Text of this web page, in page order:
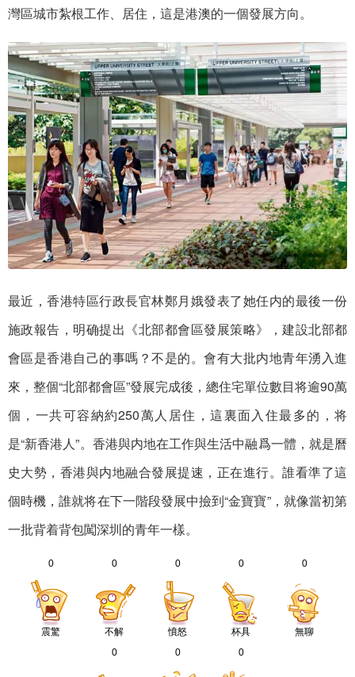
灣區城市紮根工作、居住，這是港澳的一個發展方向。
最近，香港特區行政長官林鄭月娥發表了她任内的最後一份
施政報告，明确提出《北部都會區發展策略》，建設北部都
會區是香港自己的事嗎？不是的。會有大批内地青年湧入進
來，整個“北部都會區”發展完成後，總住宅單位數目将逾90萬
個，一共可容納約250萬人居住，這裏面入住最多的，将
是“新香港人”。香港與内地在工作與生活中融爲一體，就是曆
史大勢，香港與内地融合發展提速，正在進行。誰看準了這
個時機，誰就将在下一階段發展中撿到“金寶寶”，就像當初第
一批背着背包闖深圳的青年一樣。
0
震驚
0
不解
0
憤怒
0
杯具
0
無聊
0
0 0